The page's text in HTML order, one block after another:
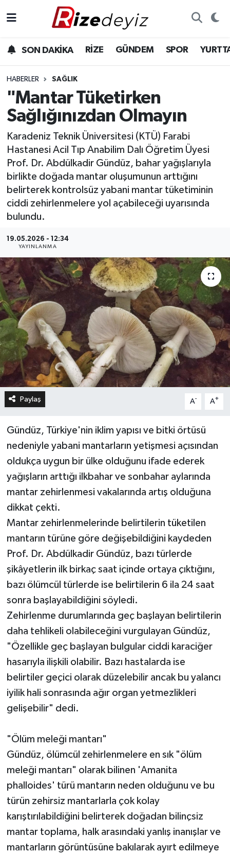
SON DAKİKA RİZE GÜNDEM SPOR
HABERLER SAĞLIK
"Mantar Tüketirken
Sağlığınızdan Olmayın
Karadeniz Teknik Üniversitesi (KTÜ) Farabi
Hastanesi Acil Tıp Anabilim Dalı Öğretim Üyesi
Prof. Dr. Abdülkadir Gündüz, bahar yağışlarıyla
birlikte doğada mantar oluşumunun arttığını
belirterek kontrolsüz yabani mantar tüketiminin
ciddi zehirlenmelere yol açabileceği uyarısında
bulundu.
19.05.2026 - 12:34
YAYINLANMA
Paylaş A- A+
Gündüz, Türkiye'nin iklim yapısı ve bitki örtüsü
nedeniyle yabani mantarların yetişmesi açısından
oldukça uygun bir ülke olduğunu ifade ederek
yağışların arttığı ilkbahar ve sonbahar aylarında
mantar zehirlenmesi vakalarında artış olduğuna
dikkat çekti.
Mantar zehirlenmelerinde belirtilerin tüketilen
mantarın türüne göre değişebildiğini kaydeden
Prof. Dr. Abdülkadir Gündüz, bazı türlerde
şikâyetlerin ilk birkaç saat içinde ortaya çıktığını,
bazı ölümcül türlerde ise belirtilerin 6 ila 24 saat
sonra başlayabildiğini söyledi.
Zehirlenme durumlarında geç başlayan belirtilerin
daha tehlikeli olabileceğini vurgulayan Gündüz,
"Özellikle geç başlayan bulgular ciddi karaciğer
hasarıyla ilişkili olabilir. Bazı hastalarda ise
belirtiler geçici olarak düzelebilir ancak bu yalancı
iyilik hali sonrasında ağır organ yetmezlikleri
gelişebilir" dedi.
"Ölüm meleği mantarı"
Gündüz, ölümcül zehirlenmelere en sık "ölüm
meleği mantarı" olarak bilinen 'Amanita
phalloides' türü mantarın neden olduğunu ve bu
türün zehirsiz mantarlarla çok kolay
karıştırılabildiğini belirterek doğadan bilinçsiz
mantar toplama, halk arasındaki yanlış inanışlar ve
mantarların görüntüsüne bakılarak ayırt edilmeye
Gündem
Yurttan Haberler
Ekonomi
Teknoloji
Rize Hava Durumu
Rize Trafik Yoğunluk Haritası
Süper Lig Puan Durumu ve Fikstür
Tüm Manşetler